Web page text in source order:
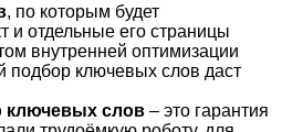
, по которым будет
и отдельные его страницы
внутренней оптимизации
подбор ключевых слов даст
ключевых слов – это гарантия